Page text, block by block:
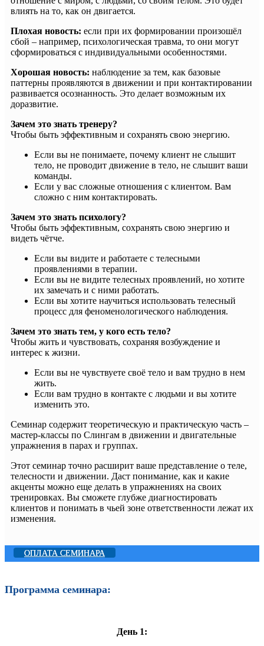
влиять на то, как он двигается.
Плохая новость: если при их формировании произошёл
сбой – например, психологическая травма, то они могут
сформироваться с индивидуальными особенностями.
Хорошая новость: наблюдение за тем, как базовые
паттерны проявляются в движении и при контактировании
развивается осознанность. Это делает возможным их
доразвитие.
Зачем это знать тренеру?
Чтобы быть эффективным и сохранять свою энергию.
Если вы не понимаете, почему клиент не слышит
тело, не проводит движение в тело, не слышит ваши
команды.
Если у вас сложные отношения с клиентом. Вам
сложно с ним контактировать.
Зачем это знать психологу?
Чтобы быть эффективным, сохранять свою энергию и
видеть чётче.
Если вы видите и работаете с телесными
проявлениями в терапии.
Если вы не видите телесных проявлений, но хотите
их замечать и с ними работать.
Если вы хотите научиться использовать телесный
процесс для феноменологического наблюдения.
Зачем это знать тем, у кого есть тело?
Чтобы жить и чувствовать, сохраняя возбуждение и
интерес к жизни.
Если вы не чувствуете своё тело и вам трудно в нем
жить.
Если вам трудно в контакте с людьми и вы хотите
изменить это.
Семинар содержит теоретическую и практическую часть –
мастер-классы по Слингам в движении и двигательные
упражнения в парах и группах.
Этот семинар точно расширит ваше представление о теле,
телесности и движении. Даст понимание, как и какие
акценты можно еще делать в упражнениях на своих
тренировках. Вы сможете глубже диагностировать
клиентов и понимать в чьей зоне ответственности лежат их
изменения.
ОПЛАТА СЕМИНАРА
Программа семинара:
День 1: